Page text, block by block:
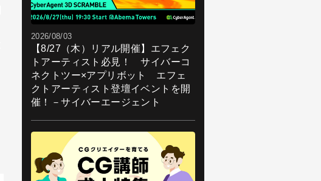
2026/08/03
【8/27（木）リアル開催】エフェク
トアーティスト必見！ サイバーコ
ネクトツー×アプリボット エフェ
クトアーティスト登壇イベントを開
催！－サイバーエージェント